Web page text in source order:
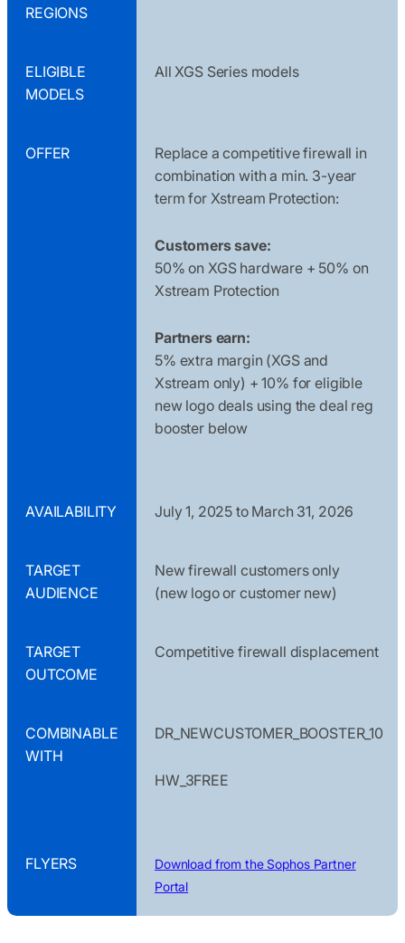
REGIONS
ELIGIBLE
MODELS
All XGS Series models
OFFER
Replace a competitive firewall in
combination with a min. 3-year
term for Xstream Protection:
Customers save:
50% on XGS hardware + 50% on
Xstream Protection
Partners earn:
5% extra margin (XGS and
Xstream only) + 10% for eligible
new logo deals using the deal reg
booster below
AVAILABILITY July 1, 2025 to March 31, 2026
TARGET
AUDIENCE
New firewall customers only
(new logo or customer new)
TARGET
OUTCOME
Competitive firewall displacement
COMBINABLE
WITH
DR_NEWCUSTOMER_BOOSTER_10
HW_3FREE
FLYERS
Download from the Sophos Partner
Portal